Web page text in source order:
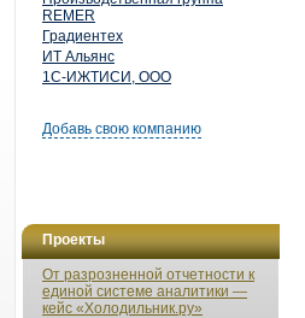
REMER
Градиентех
ИТ Альянс
1С-ИЖТИСИ, ООО
Добавь свою компанию
Проекты
От разрозненной отчетности к
единой системе аналитики —
кейс «Холодильник.ру»